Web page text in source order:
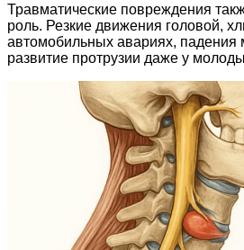
Травматические повреждения
роль. Резкие движения головой,
автомобильных авариях, падения
развитие протрузии даже у